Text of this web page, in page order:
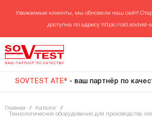
Уважаемые клиенты, мы обновили наш сайт!
доступна по адресу https://old.sovtest-
SOVTEST ATE® - ваш партнёр по
Главная / Каталог
/
Технологическое оборудование для производства